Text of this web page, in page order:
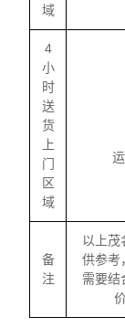
域
4
小
时
送
货
上
门
区
域
运
备
注
以上茂
供参考
需要结